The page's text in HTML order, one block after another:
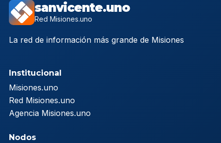
sanvicente.uno
Red Misiones.uno
La red de información más grande de Misiones
Institucional
Misiones.uno
Red Misiones.uno
Agencia Misiones.uno
Nodos